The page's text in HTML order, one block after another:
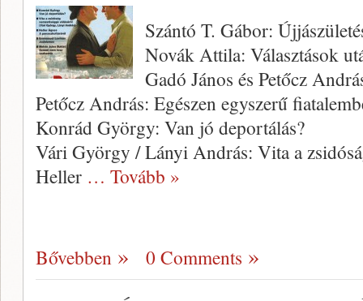
Szántó T. Gábor:
Novák Attila: Választások
Gadó János és Petőcz
Petőcz András: Egészen egyszerű
Konrád György: Van jó deportálás?
Vári György / Lányi András: Vita a
Heller … Tovább »
Bővebben 0 Comments